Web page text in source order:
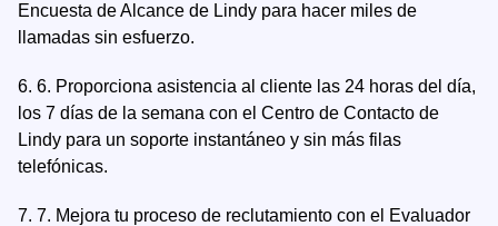
Encuesta de Alcance de Lindy para hacer miles de
llamadas sin esfuerzo.
6. 6. Proporciona asistencia al cliente las 24 horas del día,
los 7 días de la semana con el Centro de Contacto de
Lindy para un soporte instantáneo y sin más filas
telefónicas.
7. 7. Mejora tu proceso de reclutamiento con el Evaluador